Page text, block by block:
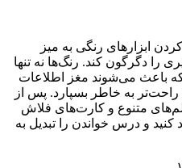
ابزارهای رنگی به میز
را دگرگون کند. رنگ‌ها نه تنها
باعث می‌شوند مغز اطلاعات
راحت‌تر به خاطر بسپارد. پس از
متنوع و کارت‌های فلاش
کنید و درس خواندن را تبدیل به